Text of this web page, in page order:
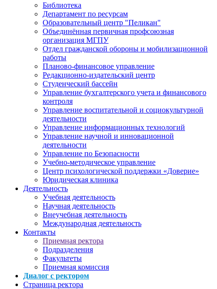
Библиотека
Департамент по ресурсам
Образовательный центр "Пеликан"
Объединённая первичная профсоюзная
организация МГПУ
Отдел гражданской обороны и мобилизационной
работы
Планово-финансовое управление
Редакционно-издательский центр
Студенческий бассейн
Управление бухгалтерского учета и финансового
контроля
Управление воспитательной и социокультурной
деятельности
Управление информационных технологий
Управление научной и инновационной
деятельности
Управление по Безопасности
Учебно-методическое управление
Центр психологической поддержки «Доверие»
Юридическая клиника
Деятельность
Учебная деятельность
Научная деятельность
Внеучебная деятельность
Международная деятельность
Контакты
Приемная ректора
Подразделения
Факультеты
Приемная комиссия
Диалог с ректором
Страница ректора